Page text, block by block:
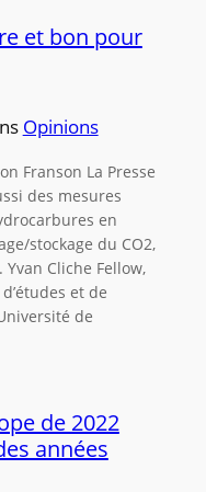
et bon pour
Opinions
Franson La Presse
des mesures
en
stockage du CO2,
Yvan Cliche Fellow,
et de
de
de 2022
années